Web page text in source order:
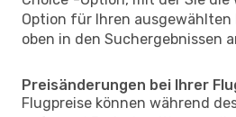
Option für Ihren ausgewählten
oben in den Suchergebnissen
Preisänderungen bei Ihrer
Flugpreise können während